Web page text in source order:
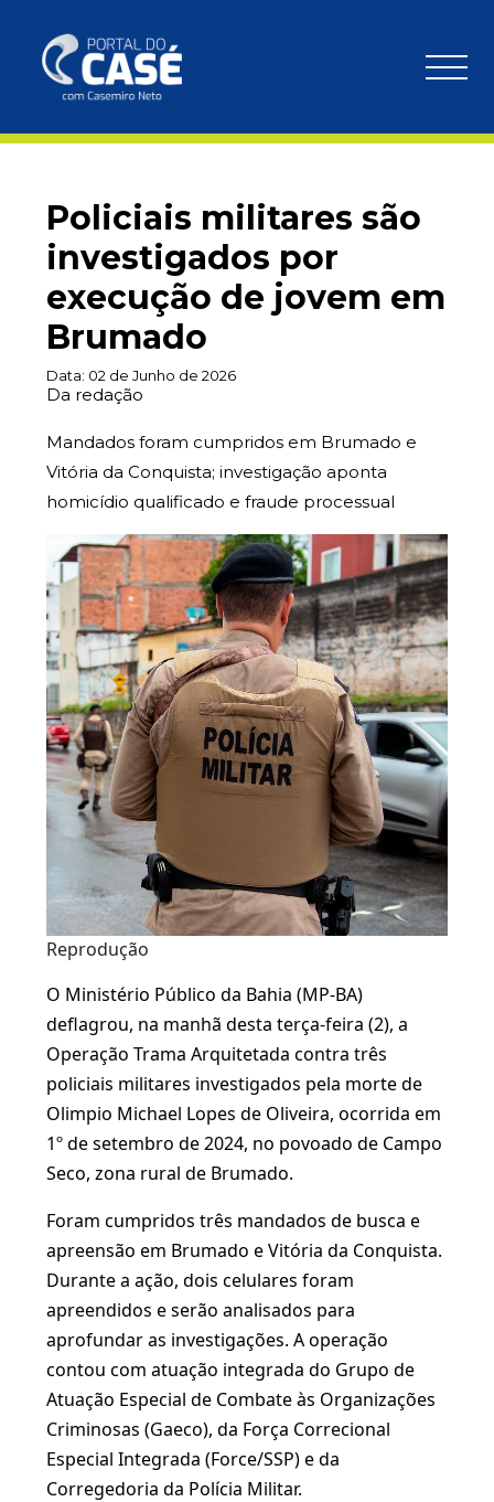
Policiais militares são
investigados por
execução de jovem em
Brumado
Data: 02 de Junho de 2026
Da redação
Mandados foram cumpridos em Brumado e
Vitória da Conquista; investigação aponta
homicídio qualificado e fraude processual
Reprodução
O Ministério Público da Bahia (MP-BA)
deflagrou, na manhã desta terça-feira (2), a
Operação Trama Arquitetada contra três
policiais militares investigados pela morte de
Olimpio Michael Lopes de Oliveira, ocorrida em
1º de setembro de 2024, no povoado de Campo
Seco, zona rural de Brumado.
Foram cumpridos três mandados de busca e
apreensão em Brumado e Vitória da Conquista.
Durante a ação, dois celulares foram
apreendidos e serão analisados para
aprofundar as investigações. A operação
contou com atuação integrada do Grupo de
Atuação Especial de Combate às Organizações
Criminosas (Gaeco), da Força Correcional
Especial Integrada (Force/SSP) e da
Corregedoria da Polícia Militar.